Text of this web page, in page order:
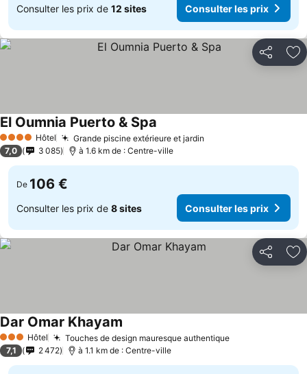
Consulter les prix de 12 sites Consulter les prix
Partager
4 Étoiles Hôtel Grande piscine extérieure et jardin
El Oumnia Puerto & Spa
7,0 3 085 à 1.6 km de : Centre-ville
De 106 €
Consulter les prix de 8 sites Consulter les prix
Partager
3 ÉtoilesHôtel Touches de design mauresque authentique
Dar Omar Khayam
7,1 2 472 à 1.1 km de : Centre-ville